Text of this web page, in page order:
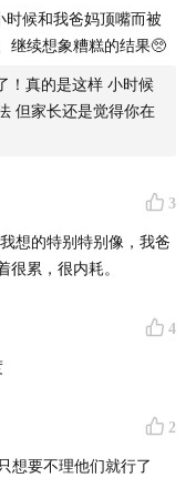
候和我爸妈顶嘴而被
继续想象糟糕的结果🥺
！真的是这样 小时候
但家长还是觉得你在
3
想的特别特别像，我爸
累，很内耗。
4
2
想要不理他们就行了